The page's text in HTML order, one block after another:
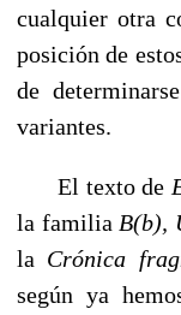
cualquier otra
posición de
de
variantes.
El texto de
la familia B(b),
la Crónica
según ya